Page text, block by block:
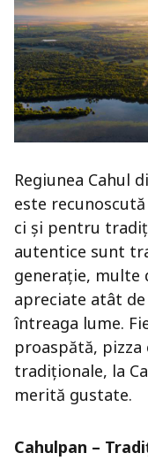
Regiunea Cahul
este
ci și pentru
autentice sunt
generație, multe
apreciate atât
întreaga lume.
proaspătă,
tradiționale, la
merită gustate.
Cahulpan –